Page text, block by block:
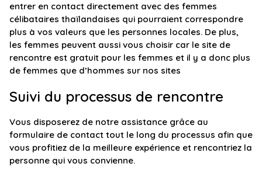
entrer en contact directement avec des femmes
célibataires thaïlandaises qui pourraient correspondre
plus à vos valeurs que les personnes locales. De plus,
les femmes peuvent aussi vous choisir car le site de
rencontre est gratuit pour les femmes et il y a donc plus
de femmes que d’hommes sur nos sites
Suivi du processus de rencontre
Vous disposerez de notre assistance grâce au
formulaire de contact tout le long du processus afin que
vous profitiez de la meilleure expérience et rencontriez la
personne qui vous convienne.